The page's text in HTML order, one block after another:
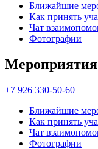
Ближайшие
Как принять
Чат
Фотографии
Мероприятия
+7 926 330-50-60
Ближайшие
Как принять
Чат
Фотографии